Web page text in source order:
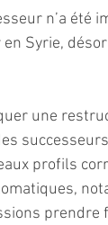
n’a été
Syrie,
une
profils
prendre